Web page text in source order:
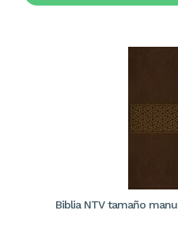
Biblia NTV tamaño